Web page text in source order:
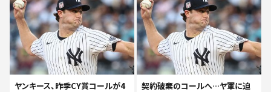
ヤンキース、昨季CY賞コールが4
契約破棄のコールへ…ヤ軍に迫